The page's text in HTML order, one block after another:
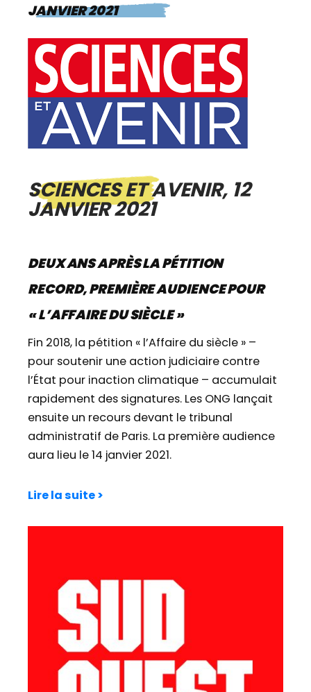
JANVIER 2021
SCIENCES ET AVENIR, 12
JANVIER 2021
DEUX ANS APRÈS LA PÉTITION
RECORD, PREMIÈRE AUDIENCE POUR
« L’AFFAIRE DU SIÈCLE »
Fin 2018, la pétition « l’Affaire du siècle » –
pour soutenir une action judiciaire contre
l’État pour inaction climatique – accumulait
rapidement des signatures. Les ONG lançait
ensuite un recours devant le tribunal
administratif de Paris. La première audience
aura lieu le 14 janvier 2021.
Lire la suite >